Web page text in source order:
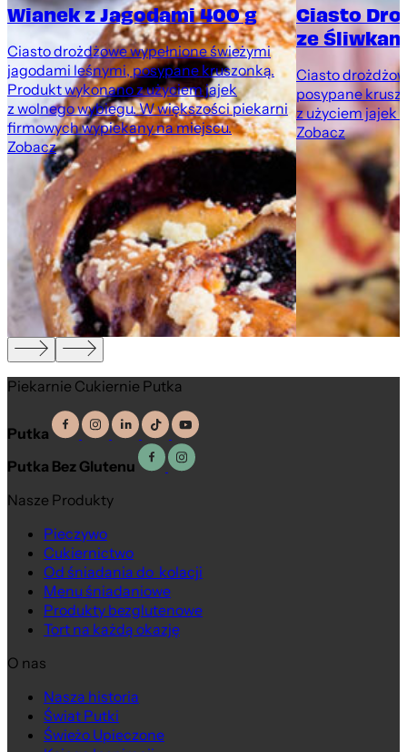
Wianek z Jagodami 400 g
Ciasto drożdżowe wypełnione świeżymi
jagodami leśnymi, posypane kruszonką.
Produkt wykonano z użyciem jajek
z wolnego wybiegu. W większości piekarni
firmowych wypiekany na miejscu.
Zobacz
Ciasto
ze
Ciasto
posypane
z użyciem jajek
Zobacz
Piekarnie Cukiernie Putka
Putka
Putka Bez Glutenu
Nasze Produkty
Pieczywo
Cukiernictwo
Od śniadania do kolacji
Menu śniadaniowe
Produkty bezglutenowe
Tort na każdą okazję
O nas
Nasza historia
Świat Putki
Świeżo Upieczone